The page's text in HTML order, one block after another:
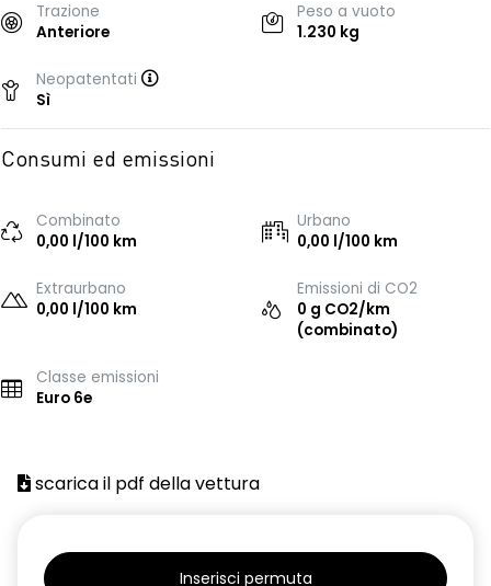
Trazione
Anteriore
Peso a vuoto
1.230 kg
Neopatentati
Sì
Consumi ed emissioni
Combinato
0,00 l/100 km
Urbano
0,00 l/100 km
Extraurbano
0,00 l/100 km
Emissioni di CO2
0 g CO2/km
(combinato)
Classe emissioni
Euro 6e
scarica il pdf della vettura
Inserisci permuta